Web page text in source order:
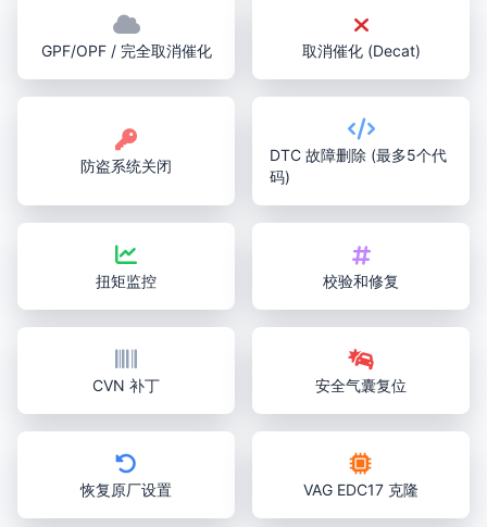
GPF/OPF / 完全取消催化 取消催化 (Decat)
防盗系统关闭
DTC 故障删除 (最多5个代
码)
扭矩监控 校验和修复
CVN 补丁 安全气囊复位
恢复原厂设置 VAG EDC17 克隆